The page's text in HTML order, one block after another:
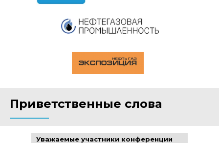
Приветственные слова
Уважаемые участники конференции